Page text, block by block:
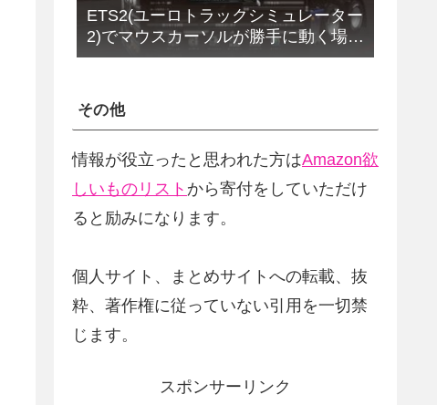
ETS2(ユーロトラックシミュレーター
2)でマウスカーソルが勝手に動く場合
の解決法(改定版)
その他
情報が役立ったと思われた方はAmazon欲
しいものリスト から寄付をしていただけ
ると励みになります。
個人サイト、まとめサイトへの転載、抜
粋、著作権に従っていない引用を一切禁
じます。
スポンサーリンク